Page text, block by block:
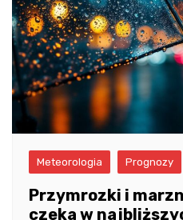
Meteorologia Prognozy
Przymrozki i
czeka w